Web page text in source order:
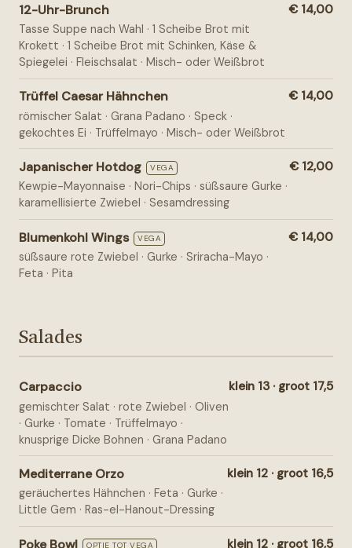
12-Uhr-Brunch
Tasse Suppe nach Wahl · 1 Scheibe Brot mit
Krokett · 1 Scheibe Brot mit Schinken, Käse &
Spiegelei · Fleischsalat · Misch- oder Weißbrot
€ 14,00
Trüffel Caesar Hähnchen
römischer Salat · Grana Padano · Speck ·
gekochtes Ei · Trüffelmayo · Misch- oder Weißbrot
€ 14,00
Japanischer Hotdog VEGA
Kewpie-Mayonnaise · Nori-Chips · süßsaure Gurke ·
karamellisierte Zwiebel · Sesamdressing
€ 12,00
Blumenkohl Wings VEGA
süßsaure rote Zwiebel · Gurke · Sriracha-Mayo ·
Feta · Pita
€ 14,00
Salades
Carpaccio
gemischter Salat · rote Zwiebel · Oliven
· Gurke · Tomate · Trüffelmayo ·
knusprige Dicke Bohnen · Grana Padano
klein 13 · groot 17,5
Mediterrane Orzo
geräuchertes Hähnchen · Feta · Gurke ·
Little Gem · Ras-el-Hanout-Dressing
klein 12 · groot 16,5
Poke Bowl OPTIE TOT VEGA klein 12 · groot 16,5